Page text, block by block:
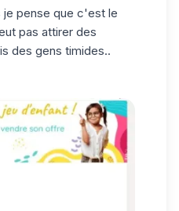
je pense que c'est le
pas attirer des
des gens timides..